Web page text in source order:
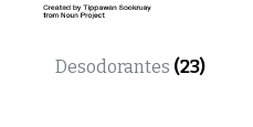
Desodorantes (23)